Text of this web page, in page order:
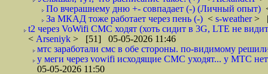
По вчерашнему дню +- совпадает (-) (Личный опыт)
За МКАД тоже работает через пень (-) < s-weather>
t2 через VoWifi СМС ходят (хоть сидит в 3G, LTE не
< Arseniyk > [51] 05-05-2026 11:46
мтс заработали смс в обе стороны. по-видимому
у меги через vowifi исходящие СМС уходят... у МТС
05-05-2026 11:50